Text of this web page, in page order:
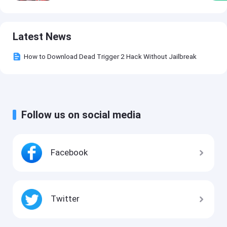
Latest News
How to Download Dead Trigger 2 Hack Without Jailbreak
Follow us on social media
Facebook
Twitter